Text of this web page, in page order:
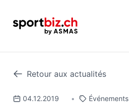
Retour aux actualités
04.12.2019 • Événements